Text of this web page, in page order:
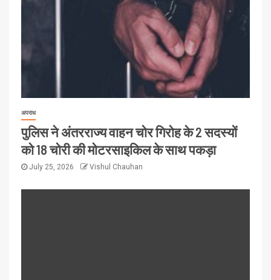
अपराध
पुलिस ने अंतरराज्य वाहन चोर गिरोह के 2 सदस्यों
को 18 चोरी की मोटरसाइकिल के साथ पकड़ा
July 25, 2026 Vishul Chauhan